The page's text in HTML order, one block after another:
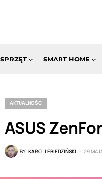
SPRZĘT SMART HOME
AKTUALNOŚCI
ASUS
BY KAROL LEBIEDZIŃSKI 29